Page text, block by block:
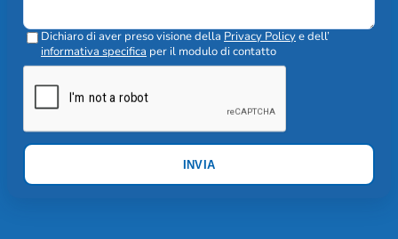
Dichiaro di aver preso visione della Privacy Policye dell’
informativa specifica per il modulo di contatto
INVIA